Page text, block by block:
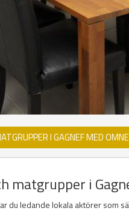
I GAGNEF MED
matgrupper i
du ledande lokala aktörer som